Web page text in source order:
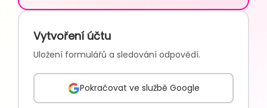
Vytvoření účtu
Uložení formulářů a sledování odpovědí.
Pokračovat ve službě Google